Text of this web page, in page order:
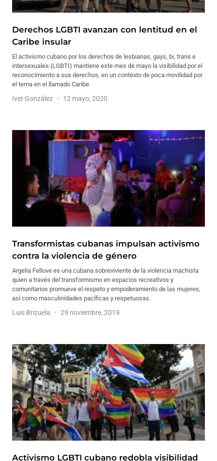
Derechos LGBTI avanzan con lentitud en el
Caribe insular
El activismo cubano por los derechos de lesbianas, gays, bi, trans e
intersexuales (LGBTI) mantiene este mes de mayo la visibilidad por el
reconocimiento a sus derechos, en un contexto de poca movilidad por
el tema en el llamado Caribe
Ivet González 12 mayo, 2020
Transformistas cubanas impulsan activismo
contra la violencia de género
Argelia Fellove es una cubana sobreviviente de la violencia machista
quien a través del transformismo en espacios recreativos y
comunitarios promueve el respeto y empoderamiento de las mujeres,
así como masculinidades pacíficas y respetuosas.
Luis Brizuela 29 noviembre, 2019
Activismo LGBTI cubano redobla visibilidad